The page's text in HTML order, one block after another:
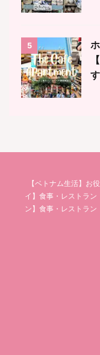
5
【ベトナム生活】お
イ】食事・レストラン
ン】食事・レストラン